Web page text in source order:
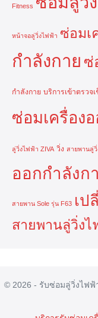
Fitness
หน้าจอลู่วิ่งไฟฟ้า ซ่อมเ
กำลังกาย ซ่
กำลังกาย บริการเข้าตรวจ
ซ่อมเครื่อง
ลู่วิ่งไฟฟ้า ZIVA วิ่ง สายพานลู่วิ่
ออกกำลังก
สายพาน Sole รุ่น F63 เป
สายพานลู่วิ่งไ
© 2026 - รับซ่อมลู่วิ่งไฟฟ้